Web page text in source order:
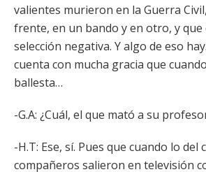
valientes murieron en la Guerra
frente, en un bando y en otro, y
selección negativa. Y algo de eso
cuenta con mucha gracia que
ballesta…
-G.A: ¿Cuál, el que mató a su
-H.T: Ese, sí. Pues que cuando lo del
compañeros salieron en televisión